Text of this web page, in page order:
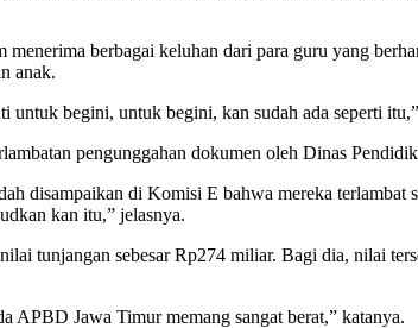
berbagai keluhan dari para guru yang
anak.
untuk begini, untuk begini, kan sudah ada seperti
pengunggahan dokumen oleh Dinas
disampaikan di Komisi E bahwa mereka
kan itu,” jelasnya.
tunjangan sebesar Rp274 miliar. Bagi dia, nilai
Jawa Timur memang sangat berat,” katanya.